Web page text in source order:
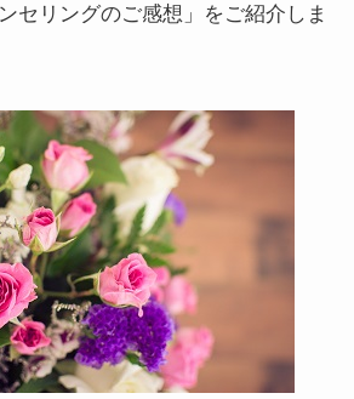
セリングのご感想」をご紹介しま